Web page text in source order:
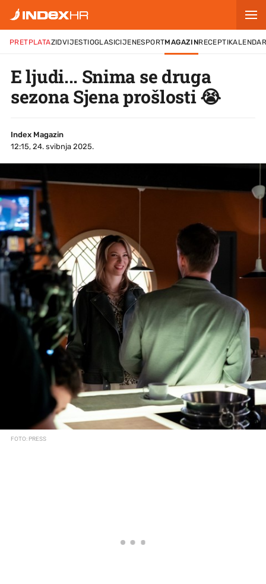
PRETPLATAZIDVIJESTIOGLASICIJENESPORTMAGAZINRECEPTI
E ljudi... Snima se druga
sezona Sjena prošlosti 😭
Index Magazin
12:15, 24. svibnja 2025.
FOTO: PRESS